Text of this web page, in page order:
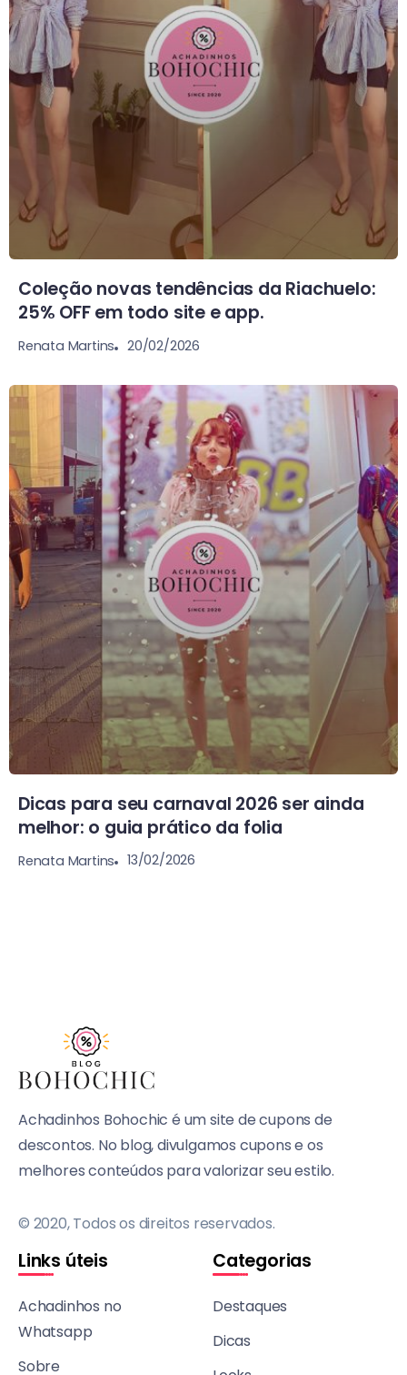
Coleção novas tendências da Riachuelo:
25% OFF em todo site e app.
Renata Martins 20/02/2026
Dicas para seu carnaval 2026 ser ainda
melhor: o guia prático da folia
Renata Martins 13/02/2026
Achadinhos Bohochic é um site de cupons de
descontos. No blog, divulgamos cupons e os
melhores conteúdos para valorizar seu estilo.
© 2020, Todos os direitos reservados.
Links úteis
Achadinhos no
Whatsapp
Sobre
Categorias
Destaques
Dicas